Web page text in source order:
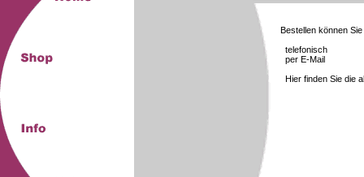
Bestellen können Sie
telefonisch
per E-Mail
Hier finden Sie die